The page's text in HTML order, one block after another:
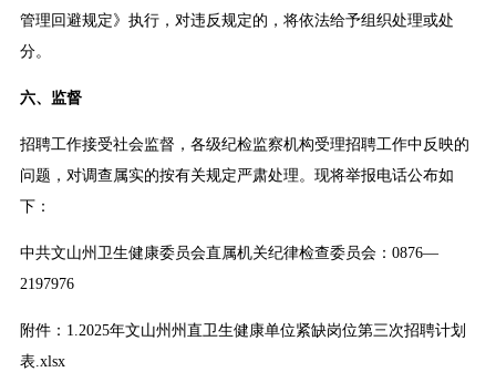
管理回避规定》执行，对违反规定的，将依法给予组织处理或处
分。
六、监督
招聘工作接受社会监督，各级纪检监察机构受理招聘工作中反映的
问题，对调查属实的按有关规定严肃处理。现将举报电话公布如
下：
中共文山州卫生健康委员会直属机关纪律检查委员会：0876—
2197976
附件： 1.2025年文山州州直卫生健康单位紧缺岗位第三次招聘计划
表.xlsx